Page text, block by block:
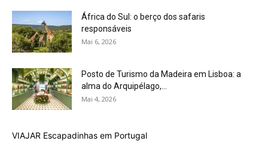
África do Sul: o berço dos safaris
responsáveis
Mai 6, 2026
Posto de Turismo da Madeira em Lisboa: a
alma do Arquipélago,...
Mai 4, 2026
VIAJAR Escapadinhas em Portugal